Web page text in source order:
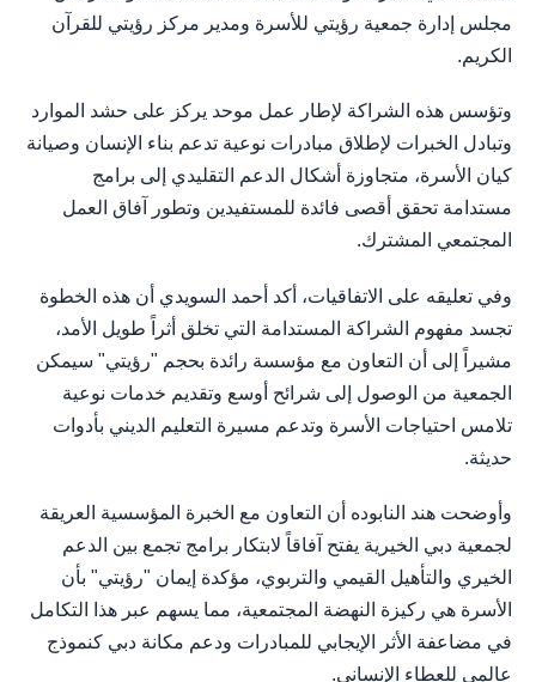
مجلس إدارة جمعية رؤيتي للأسرة ومدير مركز رؤيتي للقرآن
الكريم.
وتؤسس هذه الشراكة لإطار عمل موحد يركز على حشد الموارد
وتبادل الخبرات لإطلاق مبادرات نوعية تدعم بناء الإنسان وصيانة
كيان الأسرة، متجاوزة أشكال الدعم التقليدي إلى برامج
مستدامة تحقق أقصى فائدة للمستفيدين وتطور آفاق العمل
المجتمعي المشترك.
وفي تعليقه على الاتفاقيات، أكد أحمد السويدي أن هذه الخطوة
تجسد مفهوم الشراكة المستدامة التي تخلق أثراً طويل الأمد،
مشيراً إلى أن التعاون مع مؤسسة رائدة بحجم "رؤيتي" سيمكن
الجمعية من الوصول إلى شرائح أوسع وتقديم خدمات نوعية
تلامس احتياجات الأسرة وتدعم مسيرة التعليم الديني بأدوات
حديثة.
وأوضحت هند النابوده أن التعاون مع الخبرة المؤسسية العريقة
لجمعية دبي الخيرية يفتح آفاقاً لابتكار برامج تجمع بين الدعم
الخيري والتأهيل القيمي والتربوي، مؤكدة إيمان "رؤيتي" بأن
الأسرة هي ركيزة النهضة المجتمعية، مما يسهم عبر هذا التكامل
في مضاعفة الأثر الإيجابي للمبادرات ودعم مكانة دبي كنموذج
عالمي للعطاء الإنساني.